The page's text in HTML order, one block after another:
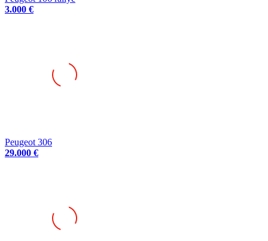
3.000 €
Peugeot 306
29.000 €